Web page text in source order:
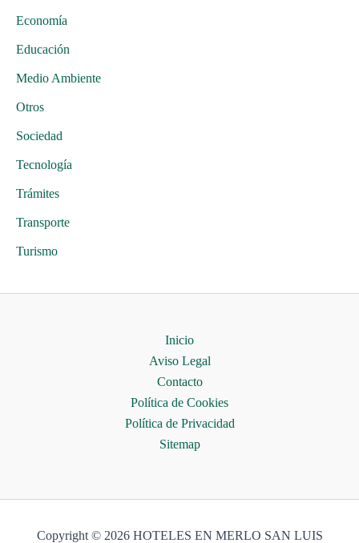
Economía
Educación
Medio Ambiente
Otros
Sociedad
Tecnología
Trámites
Transporte
Turismo
Inicio
Aviso Legal
Contacto
Política de Cookies
Política de Privacidad
Sitemap
Copyright © 2026 HOTELES EN MERLO SAN LUIS